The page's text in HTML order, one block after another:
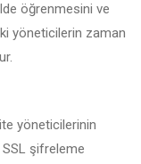
öğrenmesini ve
yöneticilerin zaman
yöneticilerinin
şifreleme